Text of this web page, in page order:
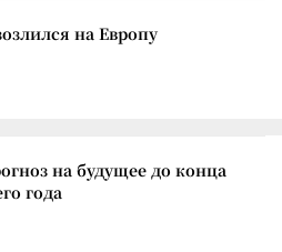
на Европу
на будущее до конца
года